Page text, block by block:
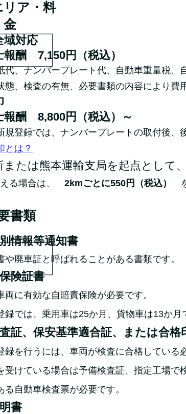
リア・料
金
域対応
報酬 7,150円（税込）
、ナンバープレート代、自動車重量税、
、検査の有無、必要書類の内容により費
報酬 8,800円（税込）～
規登録では、ナンバープレートの取付後、
とは？
または熊本運輸支局を起点として
る場合は、 2kmごとに550円（税込）
書類
情報等通知書
や廃車証と呼ばれることがある書類です。
険証書
両に有効な自賠責保険が必要です。
録では、乗用車は25か月、貨物車は13か月
証、保安基準適合証、または合
録を行うには、車両が検査に合格している
受けている場合は予備検査証、指定工場
る自動車検査票が必要です。
書